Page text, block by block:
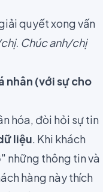
quyết xong vấn
Chúc anh/chị
nhân (với sự cho
hóa, đòi hỏi sự tin
liệu. Khi khách
những thông tin và
hàng này thích